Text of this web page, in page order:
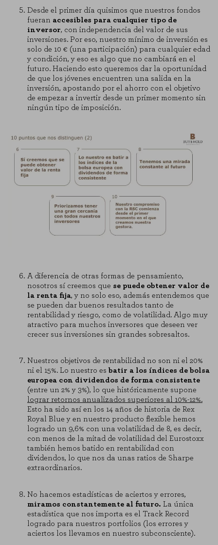
Desde el primer día quisimos que nuestros fondos
fueran accesibles para cualquier tipo de
inversor, con independencia del valor de sus
inversiones. Por eso, nuestro mínimo de inversión es
solo de 10 € (una participación) para cualquier edad
y condición, y eso es algo que no cambiará en el
futuro. Haciendo esto queremos dar la oportunidad
de que los jóvenes encuentren una salida en la
inversión, apostando por el ahorro con el objetivo
de empezar a invertir desde un primer momento sin
ningún tipo de imposición.
A diferencia de otras formas de pensamiento,
nosotros sí creemos que se puede obtener valor de
la renta fija, y no solo eso, además entendemos que
se pueden dar buenos resultados tanto de
rentabilidad y riesgo, como de volatilidad. Algo muy
atractivo para muchos inversores que deseen ver
crecer sus inversiones sin grandes sobresaltos.
Nuestros objetivos de rentabilidad no son ni el 20%
ni el 15%. Lo nuestro es batir a los índices de bolsa
europea con dividendos de forma consistente
(entre un 2% y 3%), lo que históricamente supone
lograr retornos anualizados superiores al 10%-12%.
Esto ha sido así en los 14 años de historia de Rex
Royal Blue y en nuestro producto flexible hemos
logrado un 9,6% con una volatilidad de 8, es decir,
con menos de la mitad de volatilidad del Eurostoxx
también hemos batido en rentabilidad con
dividendos, lo que nos da unas ratios de Sharpe
extraordinarios.
No hacemos estadísticas de aciertos y errores,
miramos constantemente al futuro. La única
estadística que nos importa es el Track Record
logrado para nuestros portfolios (los errores y
aciertos los llevamos en nuestro subconsciente).
CONFIGURACIÓN DE COOKIES
RECHAZAR TODO
HABILITAR TODO